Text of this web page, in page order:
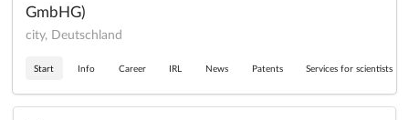
GmbHG)
city, Deutschland
Start Info Career IRL News Patents Services for scientists